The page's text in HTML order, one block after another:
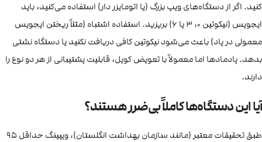
کنید. اگر از دستگاه‌های ویپ بزرگ (یا اتومایزر دار) استفاده می‌کنید، باید
ایجویس (نیکوتین ۰، ۳ یا ۶) بریزید. استفاده اشتباه (مثلاً ریختن ایجویس
معمولی در پاد) باعث می‌شود نیکوتین کافی دریافت نکنید یا دستگاه نشتی
بدهد. پادمادها اما معمولاً با تعویض کویل، قابلیت پشتیبانی از هر دو نوع را
دارند.
آیا این دستگاه‌ها کاملاً بی‌ضرر هستند؟
طبق تحقیقات معتبر (مانند سازمان بهداشت انگلستان)، ویپینگ حداقل ۹۵